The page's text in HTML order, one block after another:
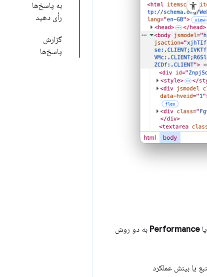
به پاسخ‌ها
رأی دهید
گزارش
پاسخ‌ها
یا Performance به دو روش
یا بینش عملکرد